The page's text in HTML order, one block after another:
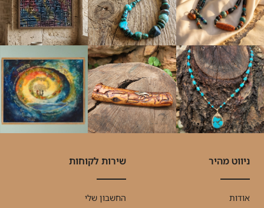
ניווט מהיר
אודות
שירות לקוחות
החשבון שלי